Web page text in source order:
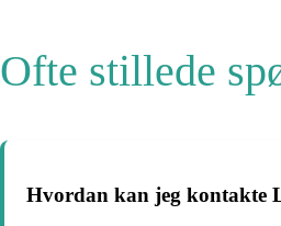
Ofte stillede
Hvordan kan jeg kontakte